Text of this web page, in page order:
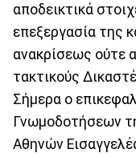
αποδεικτικά
επεξεργασία της
ανακρίσεως ούτε
τακτικούς
Σήμερα ο
Γνωμοδοτήσεων
Αθηνών